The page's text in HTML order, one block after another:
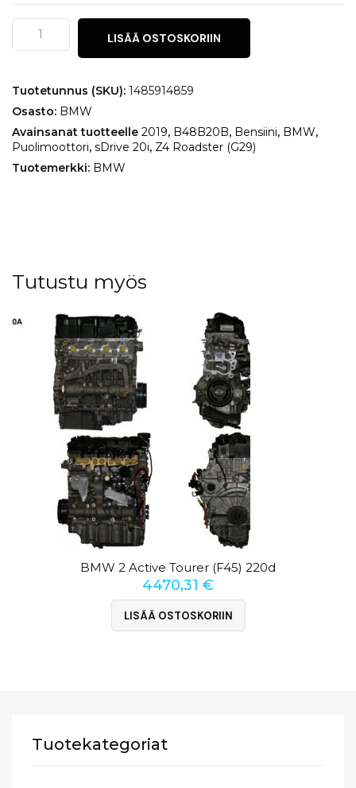
BMW
Roadster
sDrive
määrä
LISÄÄ OSTOSKORIIN
Tuotetunnus (SKU): 1485914859
Osasto: BMW
Avainsanat tuotteelle 2019, B48B20B, Bensiini, BMW,
Puolimoottori, sDrive 20i, Z4 Roadster (G29)
Tuotemerkki: BMW
Tutustu myös
BMW 2 Active Tourer (F45) 220d
4470,31 €
LISÄÄ OSTOSKORIIN
Tuotekategoriat